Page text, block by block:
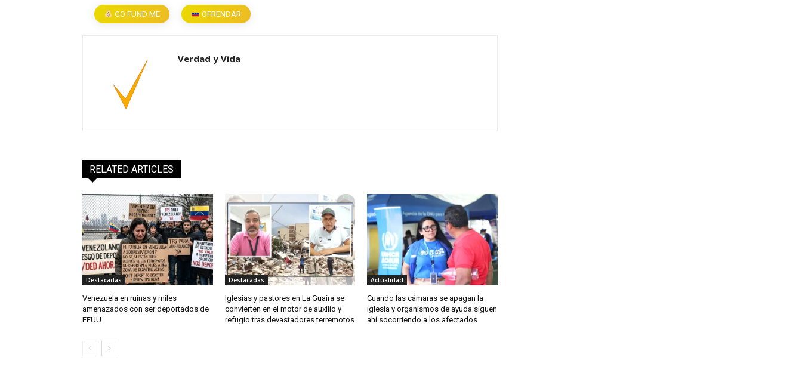
GO FUND ME OFRENDAR
Verdad y Vida
RELATED ARTICLES
Destacadas
Venezuela en ruinas y miles
amenazados con ser deportados de
EEUU
Destacadas
Iglesias y pastores en La Guaira se
convierten en el motor de auxilio y
refugio tras devastadores terremotos
Actualidad
Cuando las cámaras se apagan la
iglesia y organismos de ayuda siguen
ahí socorriendo a los afectados